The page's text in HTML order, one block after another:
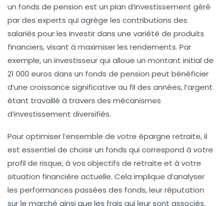
un fonds de pension est un plan d’investissement géré
par des experts qui agrège les contributions des
salariés pour les investir dans une variété de produits
financiers, visant à maximiser les rendements. Par
exemple, un investisseur qui alloue un montant initial de
21 000 euros dans un fonds de pension peut bénéficier
d’une croissance significative au fil des années, l’argent
étant travaillé à travers des mécanismes
d’investissement diversifiés.
Pour optimiser l’ensemble de votre épargne retraite, il
est essentiel de choisir un fonds qui correspond à votre
profil de risque, à vos objectifs de retraite et à votre
situation financière actuelle. Cela implique d’analyser
les performances passées des fonds, leurréputation
sur le marché ainsi que les frais qui leur sont associés.